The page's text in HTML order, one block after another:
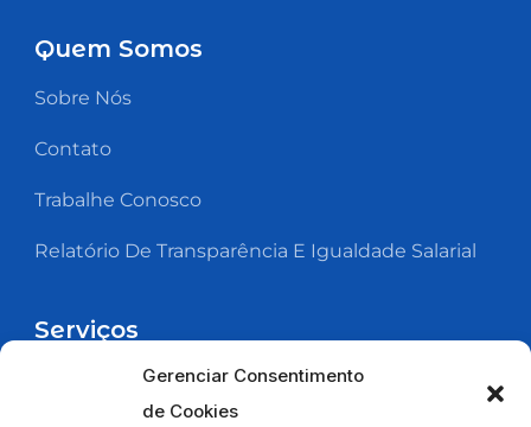
Gerenciar Consentimento
de Cookies
Quem Somos
Sobre Nós
Contato
Trabalhe Conosco
Relatório De Transparência E Igualdade Salarial
Serviços
Abasteça Sua Frota